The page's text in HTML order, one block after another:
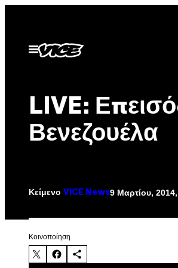
περιεχόμενο
Ανοίξτε
το
LIVE:
Βενεζουέλα
Κείμενο VICE News9 Μαρτίου,
Kοινοποίηση